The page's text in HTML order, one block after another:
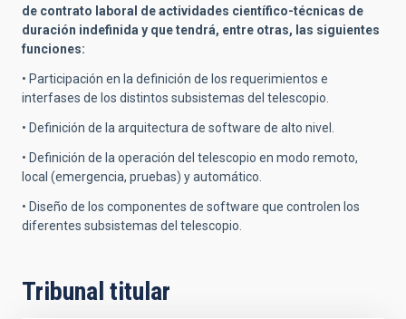
de contrato laboral de actividades científico-técnicas de
duración indefinida y que tendrá, entre otras, las siguientes
funciones:
• Participación en la definición de los requerimientos e
interfases de los distintos subsistemas del telescopio.
• Definición de la arquitectura de software de alto nivel.
• Definición de la operación del telescopio en modo remoto,
local (emergencia, pruebas) y automático.
• Diseño de los componentes de software que controlen los
diferentes subsistemas del telescopio.
Tribunal titular